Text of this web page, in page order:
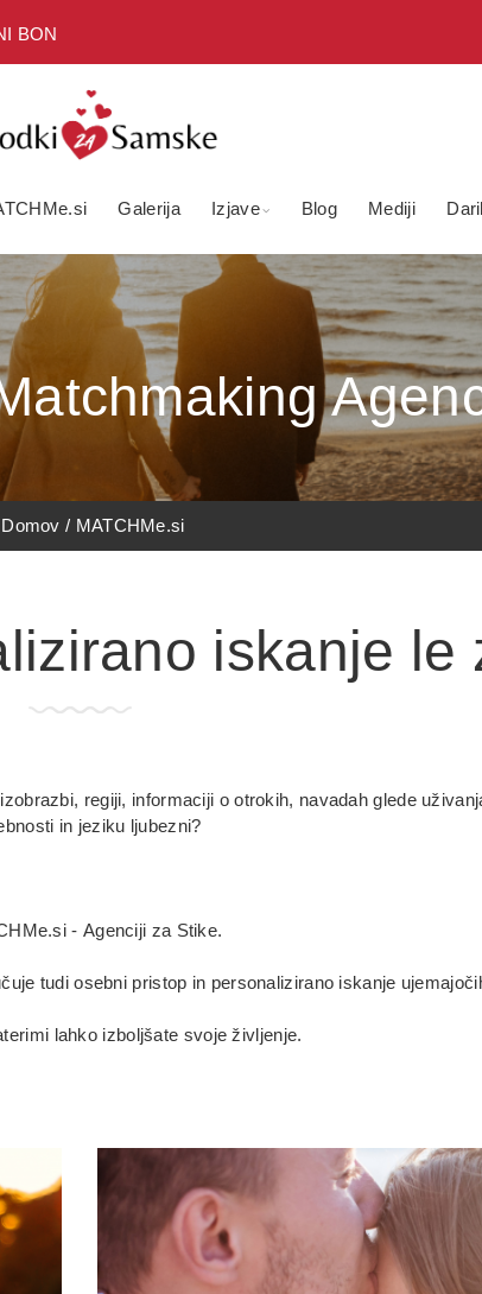
BON
Galerija Izjave Blog Mediji
Domov / MATCHMe.si
iskanje le
regiji, informaciji o otrokih, navadah glede
in jeziku ljubezni?
- Agenciji za Stike.
tudi osebni pristop in personalizirano iskanje
lahko izboljšate svoje življenje.